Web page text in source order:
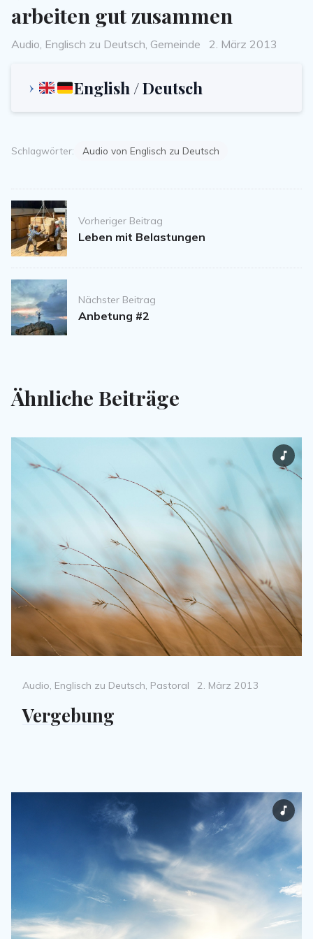
arbeiten gut zusammen
Categories
Audio, Englisch zu Deutsch, Gemeinde
Posted
2. März 2013
English / Deutsch
Schlagwörter: Audio von Englisch zu Deutsch
Post
navigationVorheriger Beitrag
Leben mit Belastungen
Nächster Beitrag
Anbetung #2
Ähnliche Beiträge
Categories
Audio, Englisch zu Deutsch, Pastoral
Posted
2. März 2013
Vergebung